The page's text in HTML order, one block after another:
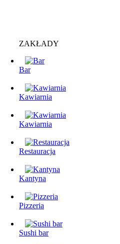
ZAKŁADY
Bar
Kawiarnia
Kawiarnia
Restauracja
Kantyna
Pizzeria
Sushi bar